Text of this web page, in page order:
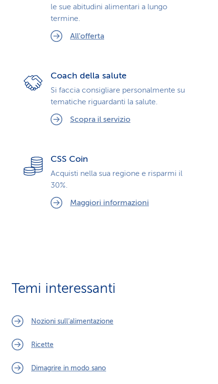
le sue abitudini alimentari a lungo
termine.
All'offerta
Coach della salute
Si faccia consigliare personalmente su
tematiche riguardanti la salute.
Scopra il servizio
CSS Coin
Acquisti nella sua regione e risparmi il
30%.
Maggiori informazioni
Temi interessanti
Nozioni sull’alimentazione
Ricette
Dimagrire in modo sano